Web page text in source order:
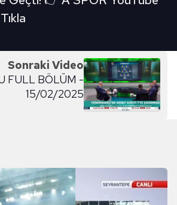
Sonraki Video
FULL BÖLÜM -
15/02/2025